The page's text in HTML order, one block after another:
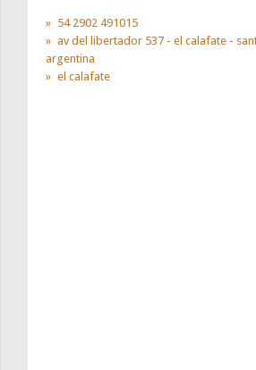
54 2902 491015
av del libertador 537 - el calafate -
argentina
el calafate